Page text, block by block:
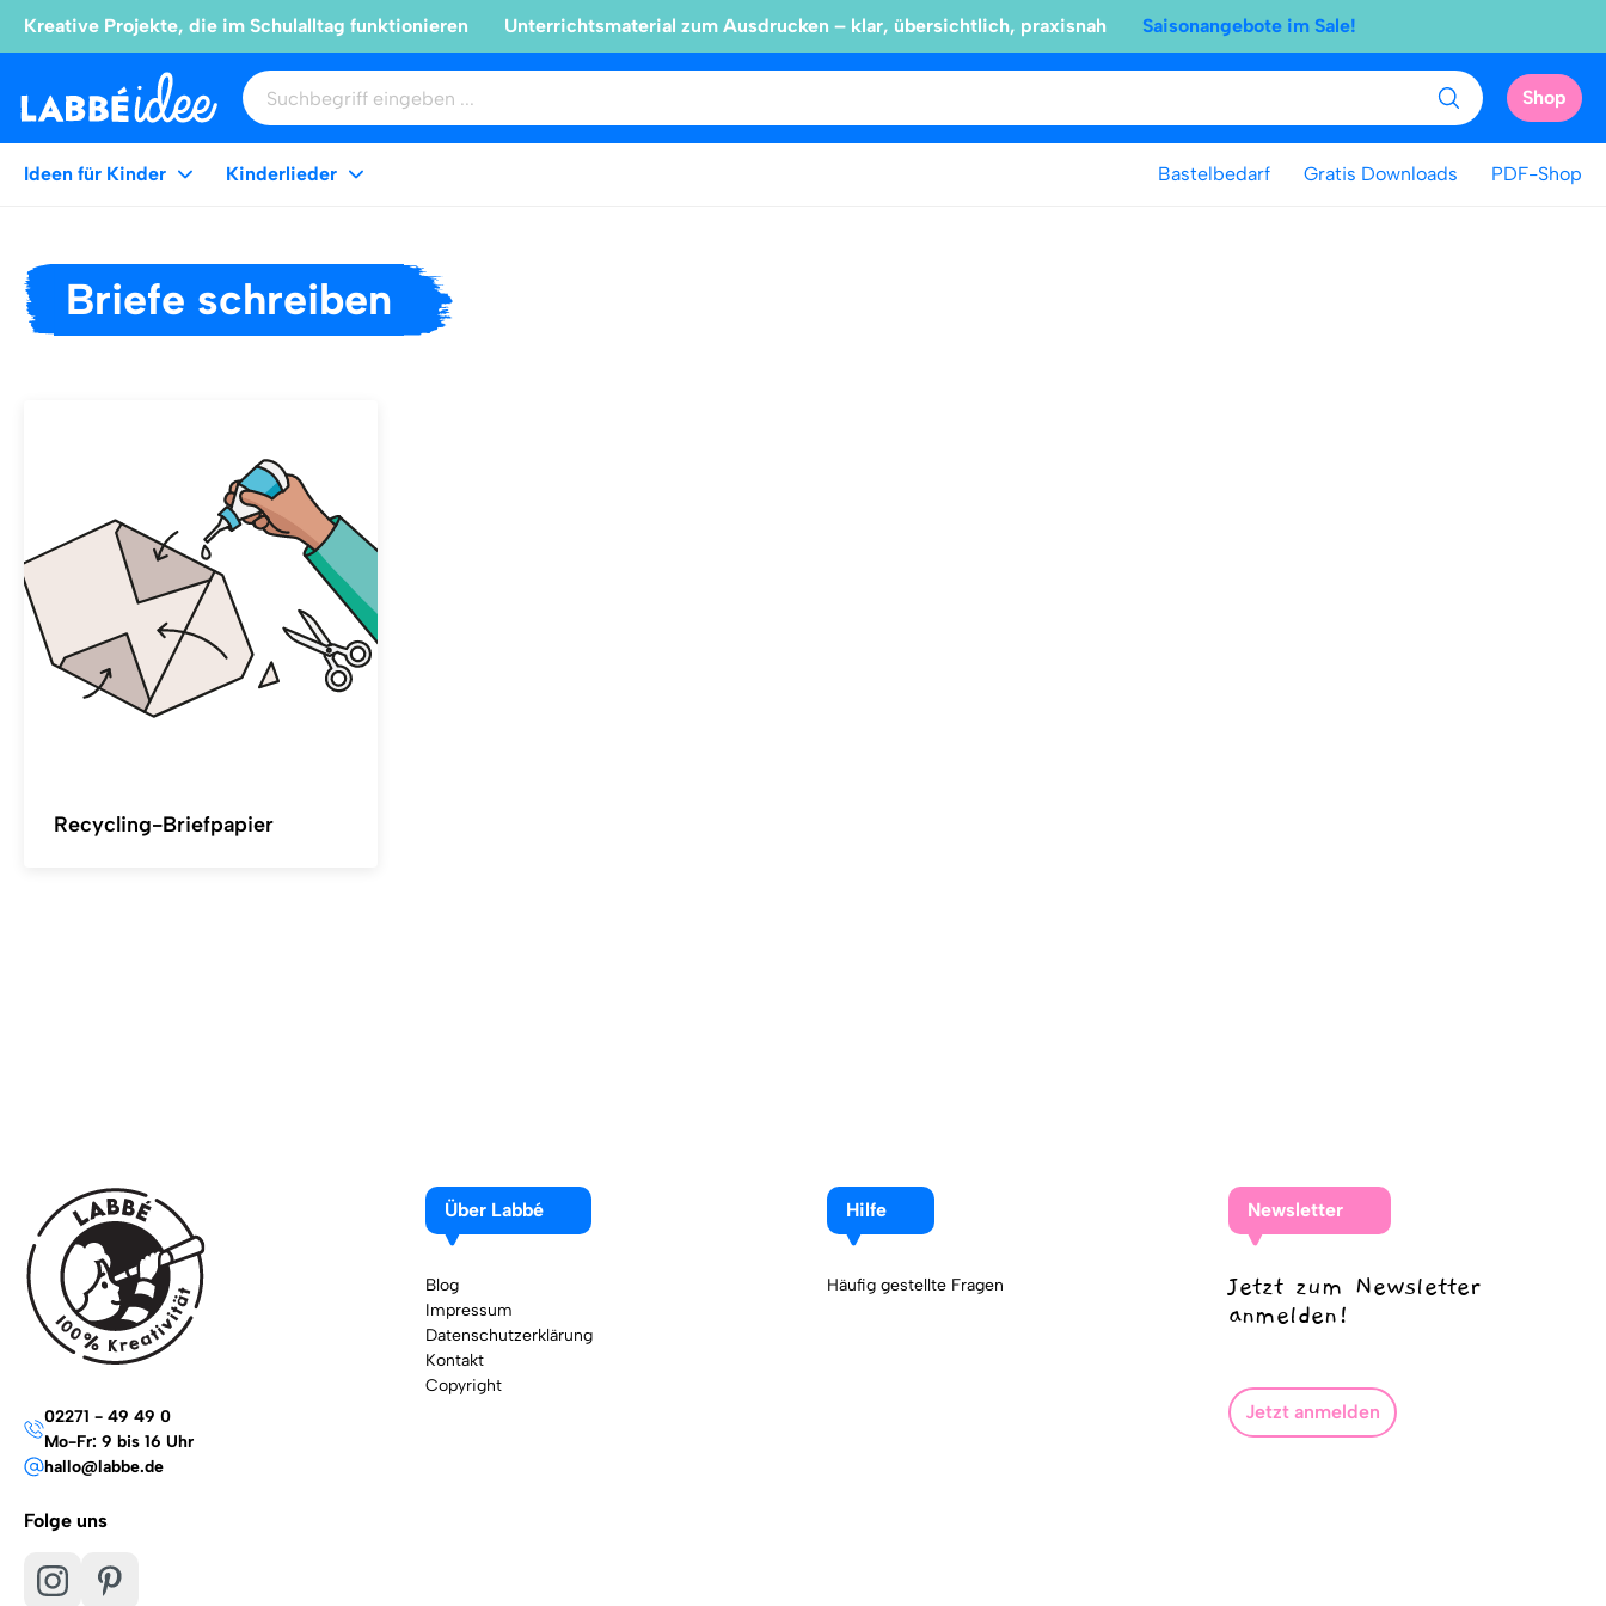
Kreative Projekte, die im Schulalltag funktionieren Unterrichtsmaterial zum Ausdrucken – klar, übersichtlich, praxisnah Saisonangebote im Sale!
Shop
Ideen für Kinder Kinderlieder Bastelbedarf Gratis Downloads PDF-Shop
Briefe schreiben
Recycling-Briefpapier
02271 - 49 49 0
Mo-Fr: 9 bis 16 Uhr
hallo@labbe.de
Folge uns
Über Labbé
Blog
Impressum
Datenschutzerklärung
Kontakt
Copyright
Hilfe
Häufig gestellte Fragen
Newsletter
Jetzt zum Newsletter
anmelden!
Jetzt anmelden